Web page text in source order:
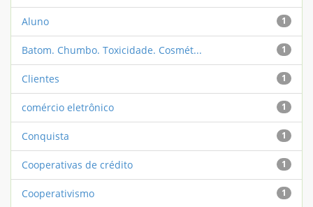
1
Aluno
1
Batom. Chumbo. Toxicidade. Cosmét...
1
Clientes
1
comércio eletrônico
1
Conquista
1
Cooperativas de crédito
1
Cooperativismo